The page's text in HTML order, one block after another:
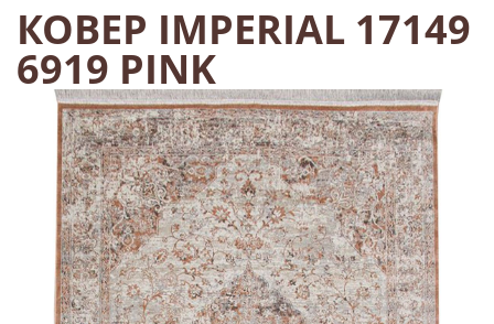
КОВЕР IMPERIAL 17149
6919 PINK